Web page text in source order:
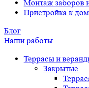
Монтаж заборов
Пристройка к
Блог
Наши работы
Террасы и
Закрытые